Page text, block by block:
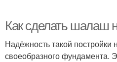
Как сделать шалаш
Надёжность такой
своеобразного фундамента.